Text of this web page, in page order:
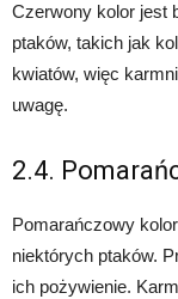
Czerwony kolor jest
ptaków, takich jak
kwiatów, więc
uwagę.
2.4.
Pomarańczowy
niektórych ptaków.
ich pożywienie.